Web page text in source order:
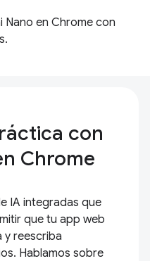
Nano en Chrome con
con
Chrome
IA integradas que
que tu app web
y reescriba
Hablamos sobre